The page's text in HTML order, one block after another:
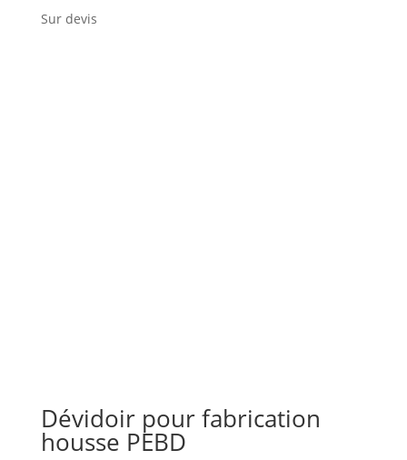
Sur devis
Dévidoir pour fabrication
housse PEBD